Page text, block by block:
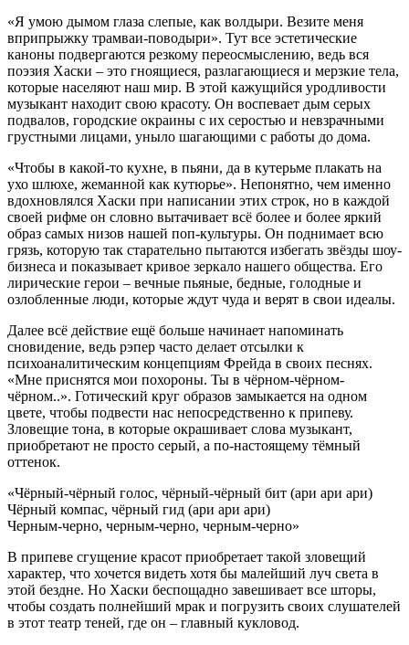
«Я умою дымом глаза слепые, как волдыри. Везите меня
вприпрыжку трамваи-поводыри». Тут все эстетические
каноны подвергаются резкому переосмыслению, ведь вся
поэзия Хаски – это гноящиеся, разлагающиеся и мерзкие тела,
которые населяют наш мир. В этой кажущийся уродливости
музыкант находит свою красоту. Он воспевает дым серых
подвалов, городские окраины с их серостью и невзрачными
грустными лицами, уныло шагающими с работы до дома.
«Чтобы в какой-то кухне, в пьяни, да в кутерьме плакать на
ухо шлюхе, жеманной как кутюрье». Непонятно, чем именно
вдохновлялся Хаски при написании этих строк, но в каждой
своей рифме он словно вытачивает всё более и более яркий
образ самых низов нашей поп-культуры. Он поднимает всю
грязь, которую так старательно пытаются избегать звёзды шоу-
бизнеса и показывает кривое зеркало нашего общества. Его
лирические герои – вечные пьяные, бедные, голодные и
озлобленные люди, которые ждут чуда и верят в свои идеалы.
Далее всё действие ещё больше начинает напоминать
сновидение, ведь рэпер часто делает отсылки к
психоаналитическим концепциям Фрейда в своих песнях.
«Мне приснятся мои похороны. Ты в чёрном-чёрном-
чёрном..». Готический круг образов замыкается на одном
цвете, чтобы подвести нас непосредственно к припеву.
Зловещие тона, в которые окрашивает слова музыкант,
приобретают не просто серый, а по-настоящему тёмный
оттенок.
«Чёрный-чёрный голос, чёрный-чёрный бит (ари ари ари)
Чёрный компас, чёрный гид (ари ари ари)
Черным-черно, черным-черно, черным-черно»
В припеве сгущение красот приобретает такой зловещий
характер, что хочется видеть хотя бы малейший луч света в
этой бездне. Но Хаски беспощадно завешивает все шторы,
чтобы создать полнейший мрак и погрузить своих слушателей
в этот театр теней, где он – главный кукловод.